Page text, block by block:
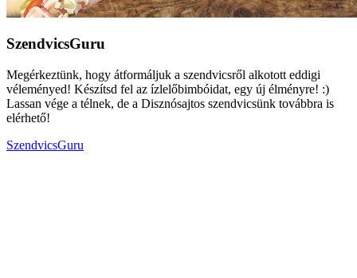
SzendvicsGuru
Megérkeztünk, hogy átformáljuk a szendvicsről alkotott eddigi
véleményed! Készítsd fel az ízlelőbimbóidat, egy új élményre! :)
Lassan vége a télnek, de a Disznósajtos szendvicsünk továbbra is
elérhető!
SzendvicsGuru